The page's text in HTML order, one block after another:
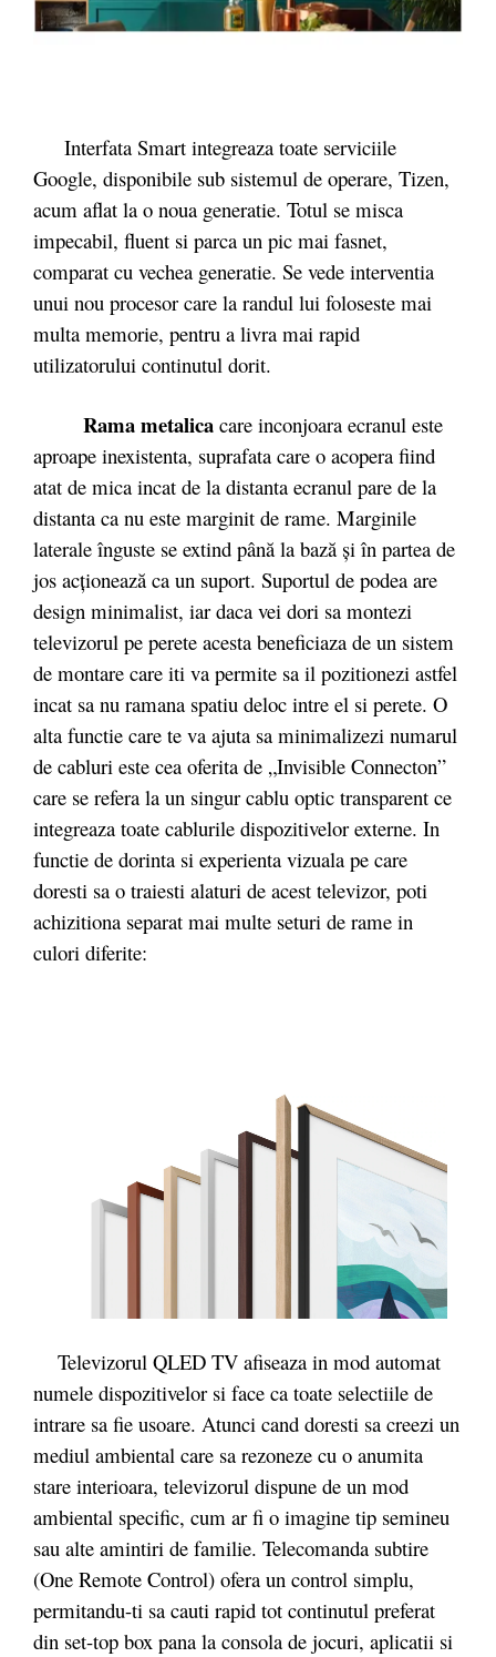
Interfata Smart integreaza toate serviciile
Google, disponibile sub sistemul de operare, Tizen,
acum aflat la o noua generatie. Totul se misca
impecabil, fluent si parca un pic mai fasnet,
comparat cu vechea generatie. Se vede interventia
unui nou procesor care la randul lui foloseste mai
multa memorie, pentru a livra mai rapid
utilizatorului continutul dorit.
Rama metalica care inconjoara ecranul este
aproape inexistenta, suprafata care o acopera fiind
atat de mica incat de la distanta ecranul pare de la
distanta ca nu este marginit de rame. Marginile
laterale înguste se extind până la bază și în partea de
jos acționează ca un suport. Suportul de podea are
design minimalist, iar daca vei dori sa montezi
televizorul pe perete acesta beneficiaza de un sistem
de montare care iti va permite sa il pozitionezi astfel
incat sa nu ramana spatiu deloc intre el si perete. O
alta functie care te va ajuta sa minimalizezi numarul
de cabluri este cea oferita de „Invisible Connecton”
care se refera la un singur cablu optic transparent ce
integreaza toate cablurile dispozitivelor externe. In
functie de dorinta si experienta vizuala pe care
doresti sa o traiesti alaturi de acest televizor, poti
achizitiona separat mai multe seturi de rame in
culori diferite:
Televizorul QLED TV afiseaza in mod automat
numele dispozitivelor si face ca toate selectiile de
intrare sa fie usoare. Atunci cand doresti sa creezi un
mediul ambiental care sa rezoneze cu o anumita
stare interioara, televizorul dispune de un mod
ambiental specific, cum ar fi o imagine tip semineu
sau alte amintiri de familie. Telecomanda subtire
(One Remote Control) ofera un control simplu,
permitandu-ti sa cauti rapid tot continutul preferat
din set-top box pana la consola de jocuri, aplicatii si